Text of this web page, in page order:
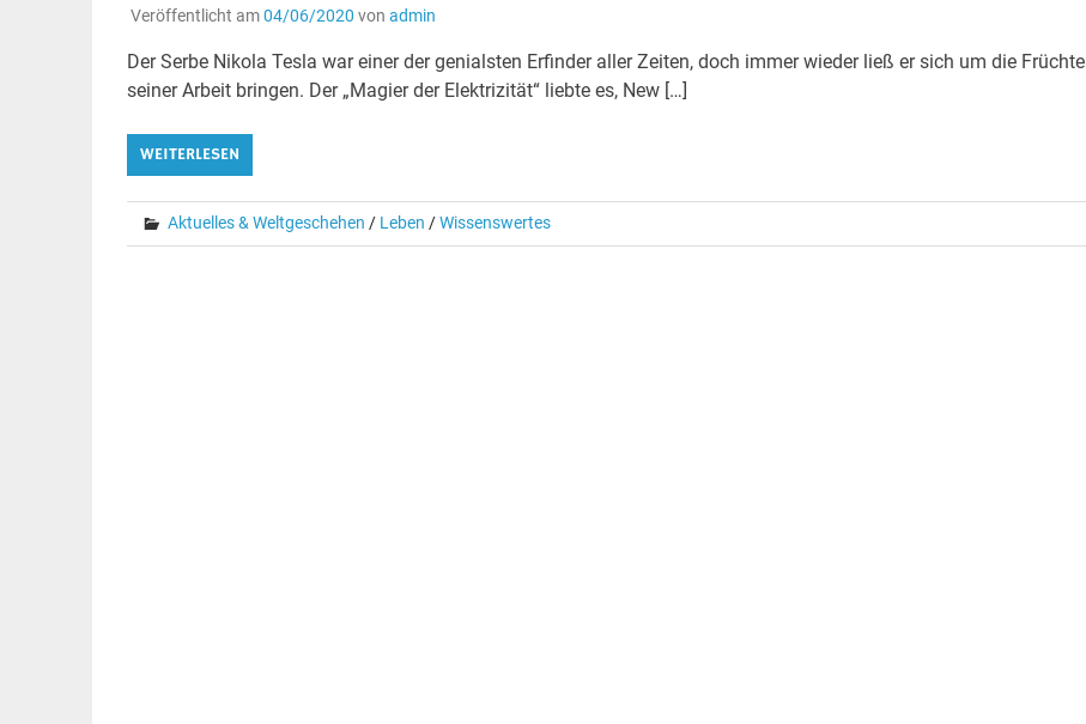
Veröffentlicht am04/06/2020 von admin
Der Serbe Nikola Tesla war einer der genialsten Erfinder aller Zeiten, doch immer wieder ließ er sich um die Früchte
seiner Arbeit bringen. Der „Magier der Elektrizität“ liebte es, New […]
WEITERLESEN
Aktuelles & Weltgeschehen / Leben /Wissenswertes